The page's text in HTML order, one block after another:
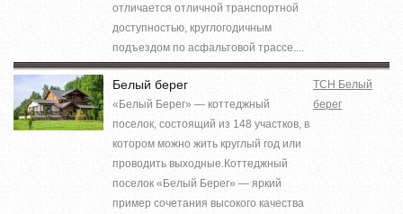
отличается отличной транспортной
доступностью, круглогодичным
подъездом по асфальтовой трассе....
Белый берег
«Белый Берег» — коттеджный
поселок, состоящий из 148 участков, в
котором можно жить круглый год или
проводить выходные.Коттеджный
поселок «Белый Берег» — яркий
пример сочетания высокого качества
ТСН Белый
берег